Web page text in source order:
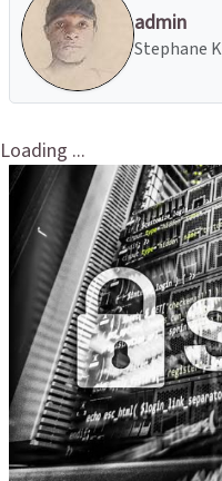
admin
Stephane K
Loading ...